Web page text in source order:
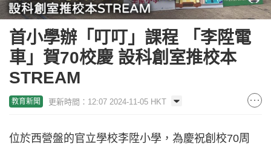
首小學辦「叮叮」課程 「李陞電
車」賀70校慶 設科創室推校本
STREAM
教育新聞 更新時間：12:07 2024-11-05 HKT
位於西營盤的官立學校李陞小學，為慶祝創校70周